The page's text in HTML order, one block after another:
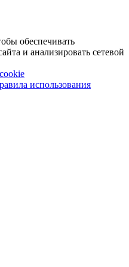
обеспечивать
и анализировать сетевой
использования